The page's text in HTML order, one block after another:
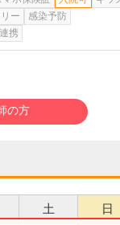
ー
感染予防
携
の方
土 日